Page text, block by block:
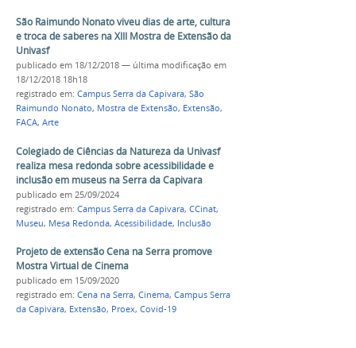
São Raimundo Nonato viveu dias de arte, cultura
e troca de saberes na XIII Mostra de Extensão da
Univasf
publicado em 18/12/2018 — última modificação em
18/12/2018 18h18
registrado em: Campus Serra da Capivara, São
Raimundo Nonato, Mostra de Extensão, Extensão,
FACA, Arte
Colegiado de Ciências da Natureza da Univasf
realiza mesa redonda sobre acessibilidade e
inclusão em museus na Serra da Capivara
publicado em 25/09/2024
registrado em: Campus Serra da Capivara, CCinat,
Museu, Mesa Redonda, Acessibilidade, Inclusão
Projeto de extensão Cena na Serra promove
Mostra Virtual de Cinema
publicado em 15/09/2020
registrado em: Cena na Serra, Cinema, Campus Serra
da Capivara, Extensão, Proex, Covid-19